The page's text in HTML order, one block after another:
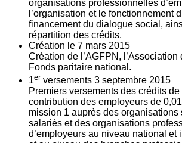
organisations professionnelles
l’organisation et le fonctionnement
financement du dialogue social,
répartition des crédits.
Création le 7 mars 2015
Création de l’AGFPN, l’Association
Fonds paritaire national.
1er versements 3 septembre 2015
Premiers versements des crédits
contribution des employeurs de
mission 1 auprès des organisations
salariés et des organisations
d’employeurs au niveau national et